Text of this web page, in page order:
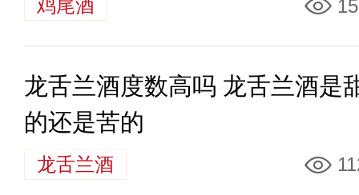
鸡尾酒
龙舌兰酒度数高吗 龙舌兰酒是
的还是苦的
龙舌兰酒